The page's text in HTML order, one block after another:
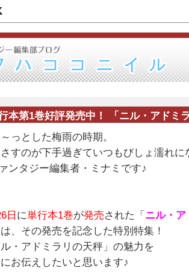
本第1巻好評発売中！ 「ニル・アドミ
っとした梅雨の時期。
すのが下手過ぎていつもびしょ濡れに
ンタジー編集者・ミナミです♪
日 に単行本1巻が発売された「 ニル・
、その発売を記念した特別特集！
ル・アドミラリの天秤」の魅力を
お伝えしたいと思います♪